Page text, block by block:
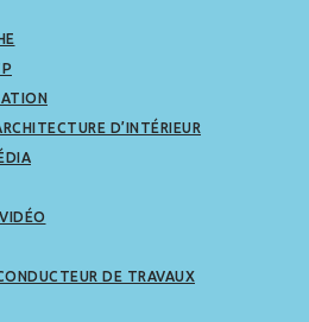
D’INTÉRIEUR
DE TRAVAUX